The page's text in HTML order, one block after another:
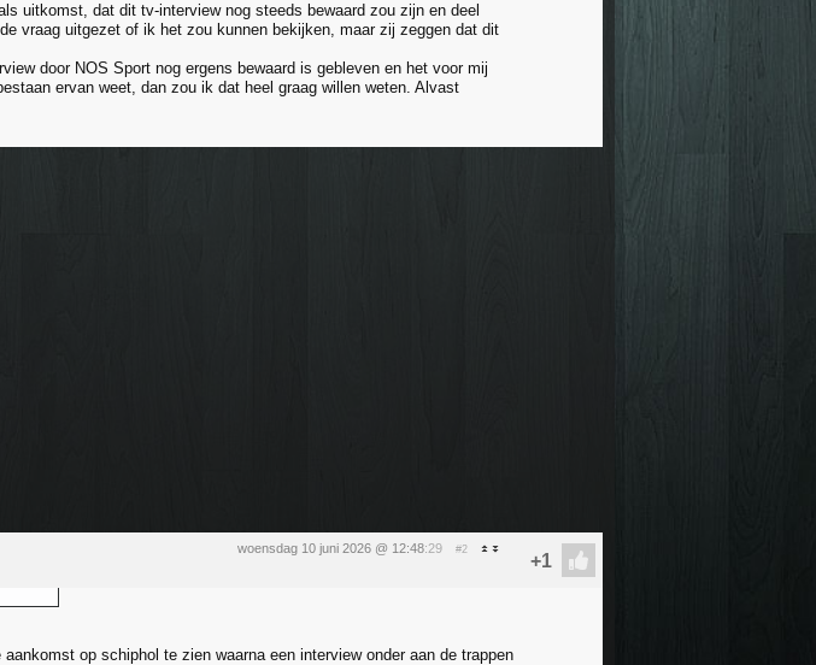
uitkomst, dat dit tv-interview nog steeds bewaard zou zijn en deel
vraag uitgezet of ik het zou kunnen bekijken, maar zij zeggen dat dit
door NOS Sport nog ergens bewaard is gebleven en het voor mij
ervan weet, dan zou ik dat heel graag willen weten. Alvast
woensdag 10 juni 2026 @ 12:48:29 #2
op schiphol te zien waarna een interview onder aan de trappen